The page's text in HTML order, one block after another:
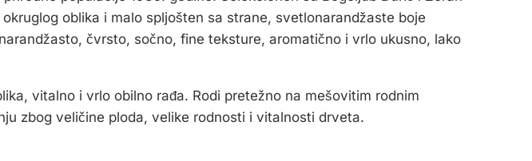
oblika i malo spljošten sa strane, svetlonarandžaste boje
čvrsto, sočno, fine teksture, aromatično i vrlo ukusno, lako
vitalno i vrlo obilno rađa. Rodi pretežno na mešovitim rodnim
zbog veličine ploda, velike rodnosti i vitalnosti drveta.